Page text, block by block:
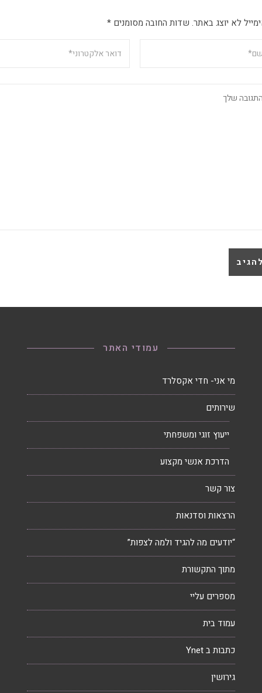
לא יוצג באתר. שדות החובה מסומנים *
עמודי האתר
מי אני- חדי אקסלרד
שירותים
ייעוץ זוגי ומשפחתי
הדרכת אנשי מקצוע
צור קשר
הרצאות וסדנאות
“יודעים מה להגיד ולמה לצפות”
מתוך התקשורת
מספרים עליי
עמוד בית
כתבות ב Ynet
גירושין